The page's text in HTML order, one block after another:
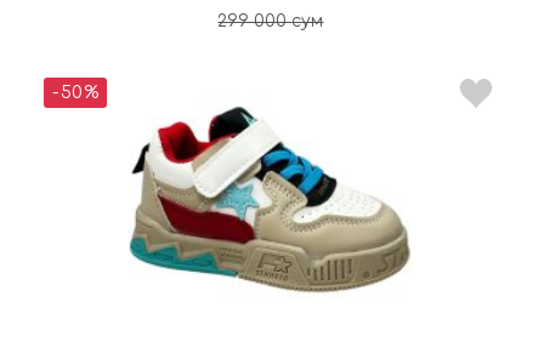
299 000сум
-50%